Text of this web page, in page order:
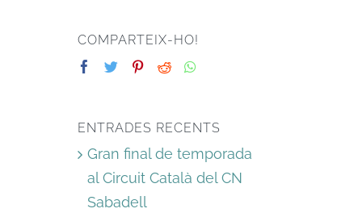
COMPARTEIX-HO!
ENTRADES RECENTS
Gran final de temporada
al Circuit Català del CN
Sabadell